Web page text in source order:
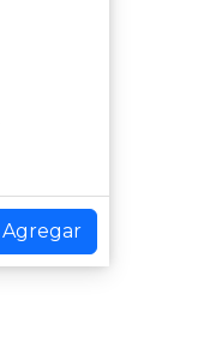
Agregar